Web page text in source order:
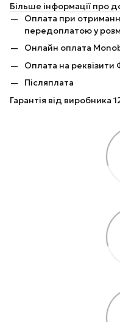
Більше інформації про
Оплата при
передоплатою у
Онлайн оплата
Оплата на
Післяплата
Гарантія від виробника